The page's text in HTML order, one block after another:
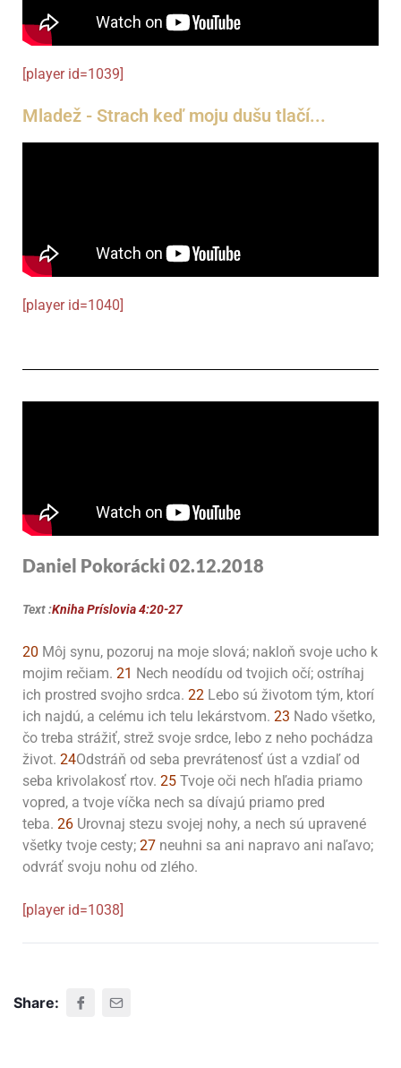
[player id=1039]
Mladež - Strach keď moju dušu tlačí...
[player id=1040]
Daniel Pokorácki 02.12.2018
Text :Kniha Príslovia 4:20-27
20 Môj synu, pozoruj na moje slová; nakloň svoje ucho k
mojim rečiam. 21 Nech neodídu od tvojich očí; ostríhaj
ich prostred svojho srdca. 22 Lebo sú životom tým, ktorí
ich najdú, a celému ich telu lekárstvom. 23 Nado všetko,
čo treba strážiť, strež svoje srdce, lebo z neho pochádza
život. 24Odstráň od seba prevrátenosť úst a vzdiaľ od
seba krivolakosť rtov. 25 Tvoje oči nech hľadia priamo
vopred, a tvoje víčka nech sa dívajú priamo pred
teba. 26 Urovnaj stezu svojej nohy, a nech sú upravené
všetky tvoje cesty; 27 neuhni sa ani napravo ani naľavo;
odvráť svoju nohu od zlého.
[player id=1038]
Share: